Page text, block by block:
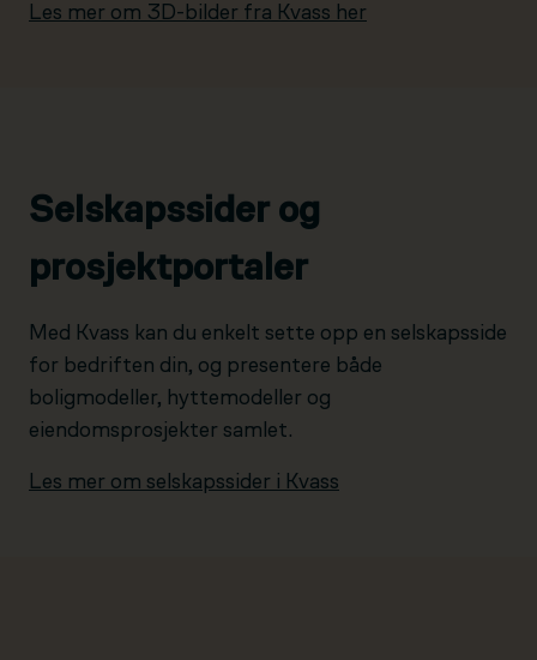
Les mer om 3D-bilder fra Kvass her
Selskapssider og
prosjektportaler
Med Kvass kan du enkelt sette opp en selskapsside
for bedriften din, og presentere både
boligmodeller, hyttemodeller og
eiendomsprosjekter samlet.
Les mer om selskapssider i Kvass